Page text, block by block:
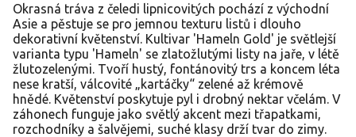
Okrasná tráva z čeledi lipnicovitých pochází z východní
Asie a pěstuje se pro jemnou texturu listů i dlouho
dekorativní květenství. Kultivar 'Hameln Gold' je světlejší
varianta typu 'Hameln' se zlatožlutými listy na jaře, v létě
žlutozelenými. Tvoří hustý, fontánovitý trs a koncem léta
nese kratší, válcovité „kartáčky“ zelené až krémově
hnědé. Květenství poskytuje pyl i drobný nektar včelám. V
záhonech funguje jako světlý akcent mezi třapatkami,
rozchodníky a šalvějemi, suché klasy drží tvar do zimy.